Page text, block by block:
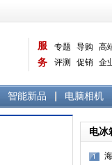
服
务
专题 导购
高
评测
促销 企
智能新品 电脑相机
电冰